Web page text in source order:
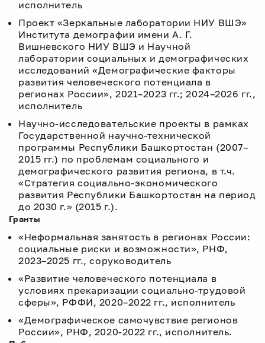
исполнитель
Проект «Зеркальные лаборатории НИУ ВШЭ»
Института демографии имени А. Г.
Вишневского НИУ ВШЭ и Научной
лаборатории социальных и демографических
исследований «Демографические факторы
развития человеческого потенциала в
регионах России», 2021–2023 гг.; 2024–2026 гг.,
исполнитель
Научно-исследовательские проекты в рамках
Государственной научно-технической
программы Республики Башкортостан (2007–
2015 гг.) по проблемам социального и
демографического развития региона, в т.ч.
«Стратегия социально-экономического
развития Республики Башкортостан на период
до 2030 г.» (2015 г.).
Гранты
«Неформальная занятость в регионах России:
социальные риски и возможности», РНФ,
2023–2025 гг., соруководитель
«Развитие человеческого потенциала в
условиях прекаризации социально-трудовой
сферы», РФФИ, 2020–2022 гг., исполнитель
«Демографическое самочувствие регионов
России», РНФ, 2020-2022 гг., исполнитель.